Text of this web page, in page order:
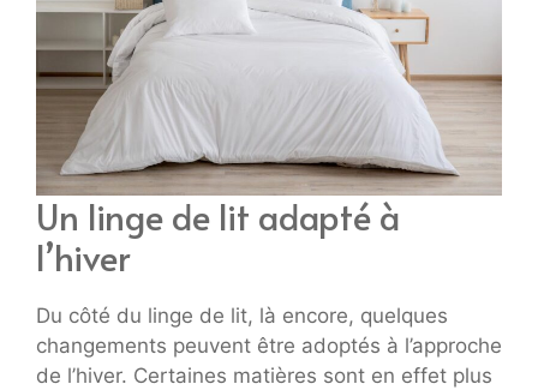
Un linge de lit adapté à
l’hiver
Du côté du linge de lit, là encore, quelques
changements peuvent être adoptés à l’approche
de l’hiver. Certaines matières sont en effet plus